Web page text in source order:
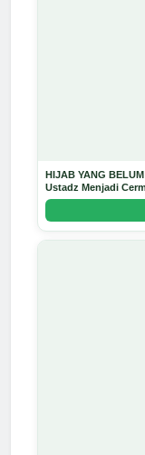
HIJAB YANG
Ustadz Menjadi